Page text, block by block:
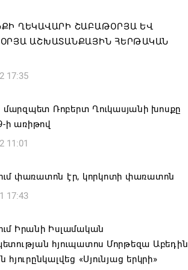
16:21
ղեկավար Գևորգ Փարսյանի
ճանապարհաշինական
16:09
գնացքին
14:32
120 մլն եվրո ներդրում՝
մի շարք զբոսաշրջային
զարգացման համար
ՂԵԿԱՎԱՐԻ ՇԱԲԱԹՕՐՅԱ ԵՎ
ԱՇԽԱՏԱՆՔԱՅԻՆ ՀԵՐԹԱԿԱՆ
17:35
մարզպետ Ռոբերտ Ղուկասյանի խոսքը
ի առիթով
11:01
փառատոն էր, կորկոտի փառատոն
17:43
Իրանի Իսլամական
հյուպատոս Մորթեզա Աբեդին
«Սյունյաց երկրի»